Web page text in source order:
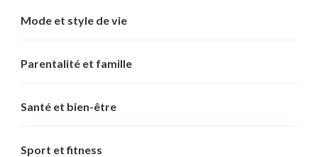
Mode et style de vie
Parentalité et famille
Santé et bien-être
Sport et fitness